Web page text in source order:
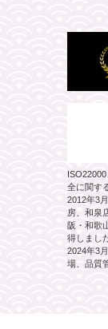
全に関す
2012年3
房、和泉
阪・和歌
得しまし
2024年3
場、品質